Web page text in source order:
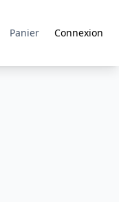
Panier Connexion